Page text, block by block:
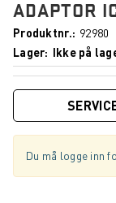
ADAPTOR
Produktnr.
92980
Lager
Ikke på
Du må logge inn